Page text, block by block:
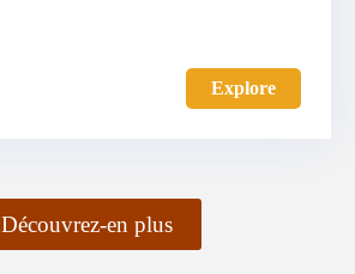
Explore
Découvrez-en plus